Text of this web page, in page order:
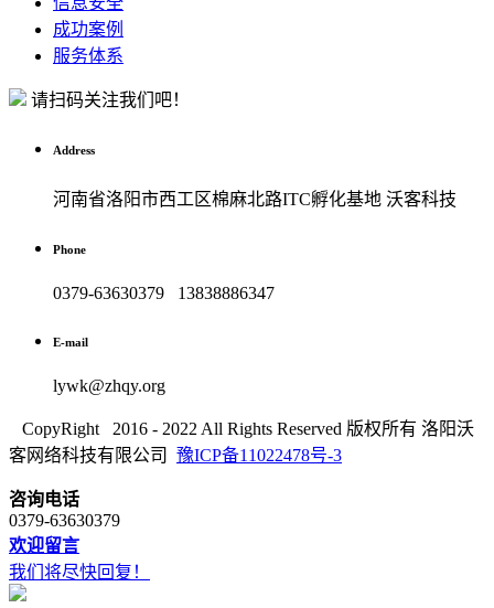
成功案例
服务体系
请扫码关注我们吧！
Address
河南省洛阳市西工区棉麻北路ITC孵化基地 沃客科技
Phone
0379-63630379 13838886347
E-mail
lywk@zhqy.org
CopyRight 2016 - 2022 All Rights Reserved 版权所有 洛阳沃
客网络科技有限公司 豫ICP备11022478号-3
咨询电话
0379-63630379
欢迎留言
我们将尽快回复！